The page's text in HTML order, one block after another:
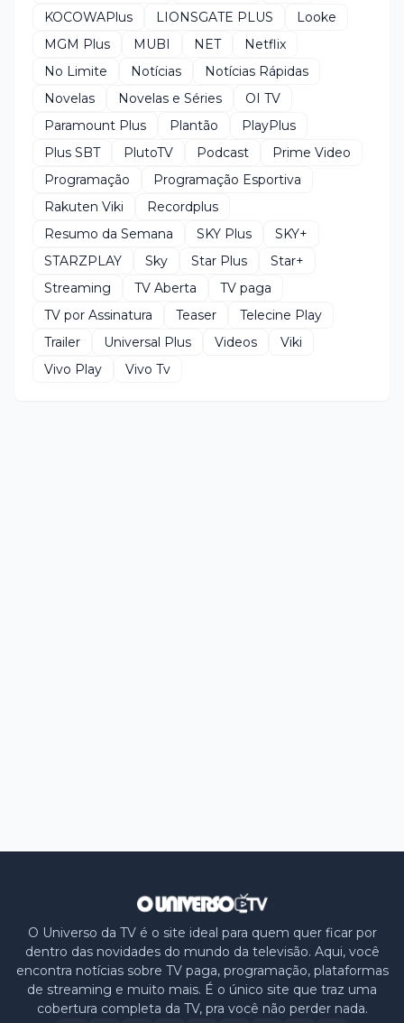
KOCOWAPlus
LIONSGATE PLUS
Looke
MGM Plus
MUBI NET
Netflix
No Limite
Notícias
Notícias Rápidas
Novelas
Novelas e Séries
OI TV
Paramount Plus
Plantão
PlayPlus
Plus SBT
PlutoTV Podcast
Prime Video
Programação
Programação Esportiva
Rakuten Viki
Recordplus
Resumo da Semana
SKY Plus
SKY+
STARZPLAY
Sky Star Plus
Star+
Streaming
TV Aberta
TV paga
TV por Assinatura
Teaser
Telecine Play
Trailer
Universal Plus Videos
Viki
Vivo Play
Vivo Tv
O Universo da TV é o site ideal para quem quer ficar por
dentro das novidades do mundo da televisão. Aqui, você
encontra notícias sobre TV paga, programação, plataformas
de streaming e muito mais. É o único site que traz uma
cobertura completa da TV, pra você não perder nada.